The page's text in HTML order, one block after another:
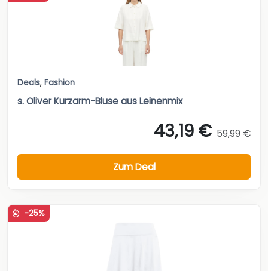
Deals, Fashion
s. Oliver Kurzarm-Bluse aus Leinenmix
43,19 € 59,99 €
Zum Deal
-25%